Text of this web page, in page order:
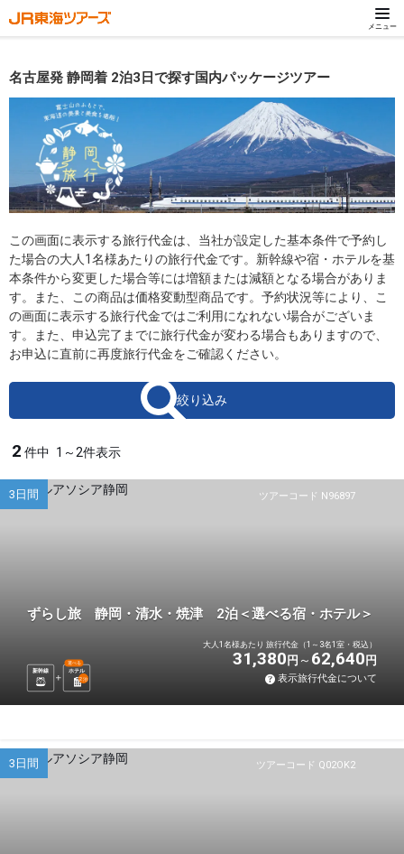
メニュー
名古屋発 静岡着 2泊3日で探す国内パッケージツアー
この画面に表示する旅行代金は、当社が設定した基本条件で予約し
た場合の大人1名様あたりの旅行代金です。新幹線や宿・ホテルを基
本条件から変更した場合等には増額または減額となる場合がありま
す。また、この商品は価格変動型商品です。予約状況等により、こ
の画面に表示する旅行代金ではご利用になれない場合がございま
す。また、申込完了までに旅行代金が変わる場合もありますので、
お申込に直前に再度旅行代金をご確認ください。
絞り込み
2 件中 1～2件表示
ツアーコード N96897
3日間
ずらし旅 静岡・清水・焼津 2泊＜選べる宿・ホテル＞
新幹線 ホテル
選べる
2泊
大人1名様あたり 旅行代金（1～3名1室・税込）
31,380 円 62,640 円
表示旅行代金について
ツアーコード Q02OK2
3日間